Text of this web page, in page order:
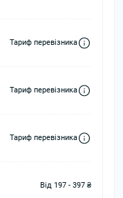
Тариф перевізника
Тариф перевізника
Тариф перевізника
Від 197 - 397 ₴